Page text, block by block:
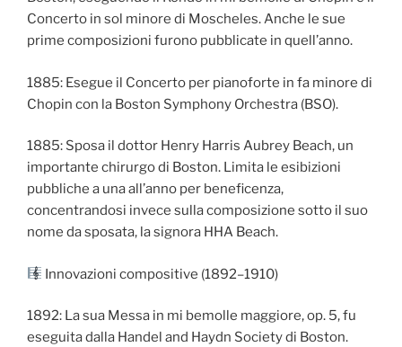
Concerto in sol minore di Moscheles. Anche le sue
prime composizioni furono pubblicate in quell’anno.
1885: Esegue il Concerto per pianoforte in fa minore di
Chopin con la Boston Symphony Orchestra (BSO).
1885: Sposa il dottor Henry Harris Aubrey Beach, un
importante chirurgo di Boston. Limita le esibizioni
pubbliche a una all’anno per beneficenza,
concentrandosi invece sulla composizione sotto il suo
nome da sposata, la signora HHA Beach.
Innovazioni compositive (1892–1910)
1892: La sua Messa in mi bemolle maggiore, op. 5, fu
eseguita dalla Handel and Haydn Society di Boston.